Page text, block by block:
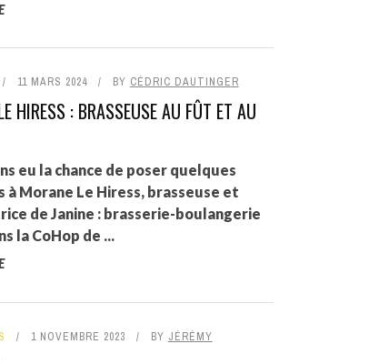
11 MARS 2024 BY CÉDRIC DAUTINGER
HIRESS : BRASSEUSE AU FÛT ET AU
eu la chance de poser quelques
à Morane Le Hiress, brasseuse et
de Janine : brasserie-boulangerie
la CoHop de ...
1 NOVEMBRE 2023 BY JÉRÉMY